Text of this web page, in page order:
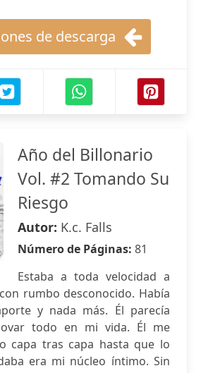
de descarga
Año del Billonario
Vol. #2 Tomando Su
Riesgo
Autor: K.c. Falls
Número de Páginas: 81
Estaba a toda velocidad a
rumbo desconocido. Había
y nada más. Él parecía
todo en mi vida. Él me
capa tras capa hasta que lo
era mi núcleo íntimo. Sin